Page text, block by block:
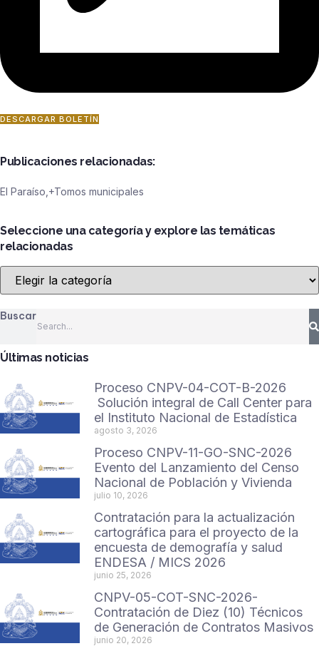
DESCARGAR BOLETÍN
Publicaciones relacionadas:
El Paraíso ,+Tomos municipales
Seleccione una categoría y explore las temáticas
relacionadas
Seleccione
una
y
explore
las
temáticas
Buscar
Últimas noticias
Proceso CNPV-04-COT-B-2026
Solución integral de Call Center para
el Instituto Nacional de Estadística
agosto 3, 2026
Proceso CNPV-11-GO-SNC-2026
Evento del Lanzamiento del Censo
Nacional de Población y Vivienda
julio 10, 2026
Contratación para la actualización
cartográfica para el proyecto de la
encuesta de demografía y salud
ENDESA / MICS 2026
junio 25, 2026
CNPV-05-COT-SNC-2026-
Contratación de Diez (10) Técnicos
de Generación de Contratos Masivos
junio 20, 2026